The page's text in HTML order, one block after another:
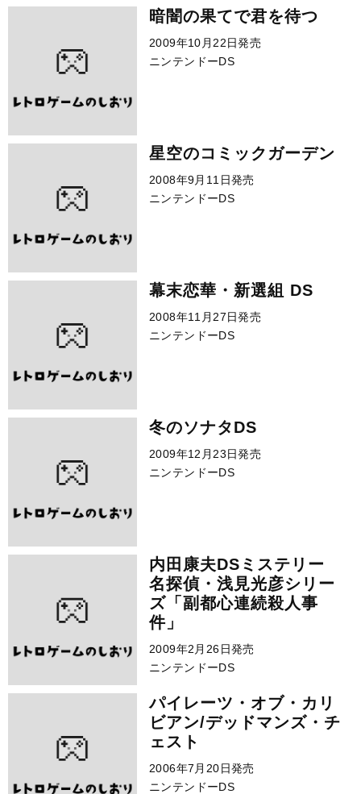
暗闇の果てで君を待つ
2009年10月22日発売
ニンテンドーDS
星空のコミックガーデン
2008年9月11日発売
ニンテンドーDS
幕末恋華・新選組 DS
2008年11月27日発売
ニンテンドーDS
冬のソナタDS
2009年12月23日発売
ニンテンドーDS
内田康夫DSミステリー
名探偵・浅見光彦シリー
ズ「副都心連続殺人事
件」
2009年2月26日発売
ニンテンドーDS
パイレーツ・オブ・カリ
ビアン/デッドマンズ・チ
ェスト
2006年7月20日発売
ニンテンドーDS